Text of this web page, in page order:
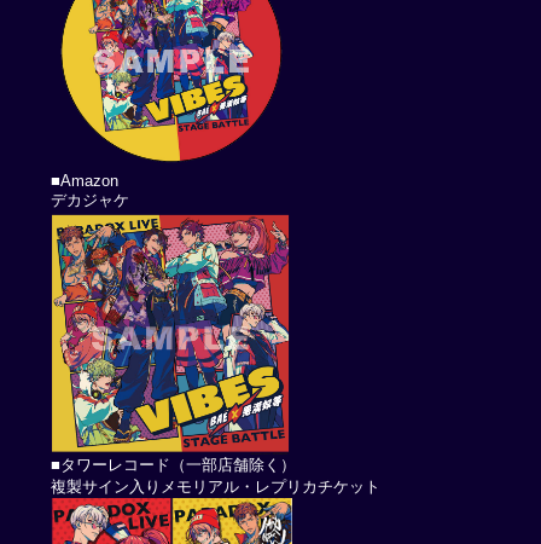
■Amazon
デカジャケ
■タワーレコード（一部店舗除く）
複製サイン入りメモリアル・レプリカチケット